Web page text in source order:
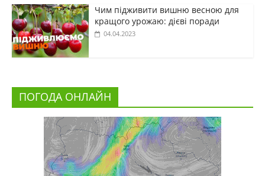
Чим підживити вишню весною для
кращого урожаю: дієві поради
04.04.2023
ПОГОДА ОНЛАЙН